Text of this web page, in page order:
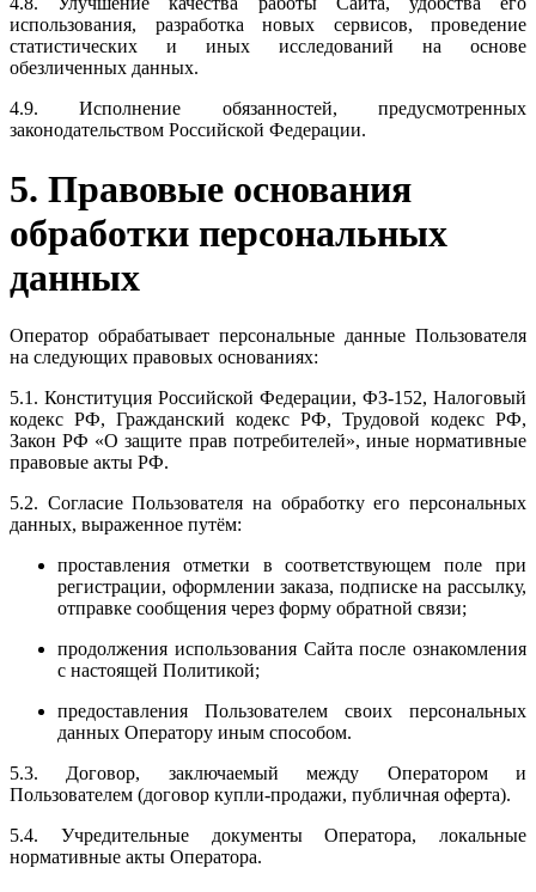
использования, разработка новых сервисов, проведение
статистических и иных исследований на основе
обезличенных данных.
4.9. Исполнение обязанностей, предусмотренных
законодательством Российской Федерации.
5. Правовые основания
обработки персональных
данных
Оператор обрабатывает персональные данные Пользователя
на следующих правовых основаниях:
5.1. Конституция Российской Федерации, ФЗ-152, Налоговый
кодекс РФ, Гражданский кодекс РФ, Трудовой кодекс РФ,
Закон РФ «О защите прав потребителей», иные нормативные
правовые акты РФ.
5.2. Согласие Пользователя на обработку его персональных
данных, выраженное путём:
проставления отметки в соответствующем поле при
регистрации, оформлении заказа, подписке на рассылку,
отправке сообщения через форму обратной связи;
продолжения использования Сайта после ознакомления
с настоящей Политикой;
предоставления Пользователем своих персональных
данных Оператору иным способом.
5.3. Договор, заключаемый между Оператором и
Пользователем (договор купли-продажи, публичная оферта).
5.4. Учредительные документы Оператора, локальные
нормативные акты Оператора.